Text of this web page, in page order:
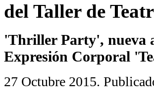
del Taller de
'Thriller Party', nueva
Expresión Corporal
27 Octubre 2015.